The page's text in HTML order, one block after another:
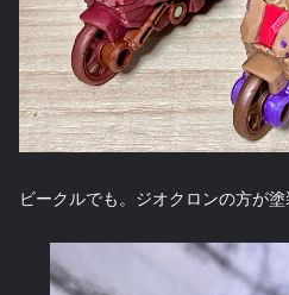
ビークルでも。ジオクロンの方が塗